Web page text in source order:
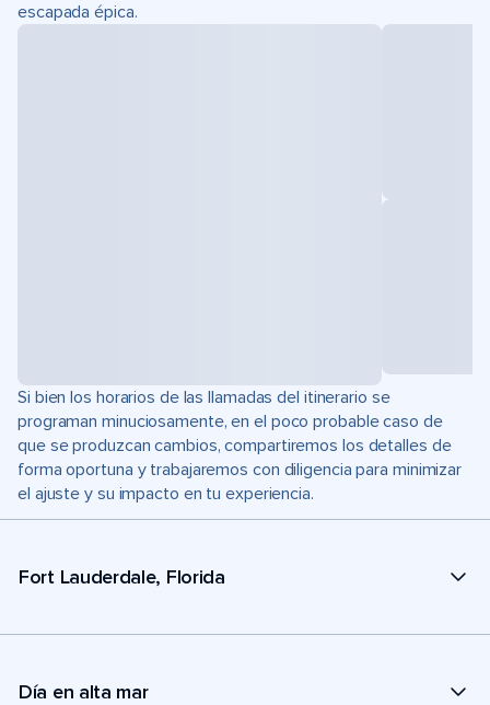
escapada épica.
Si bien los horarios de las llamadas del itinerario se
programan minuciosamente, en el poco probable caso de
que se produzcan cambios, compartiremos los detalles de
forma oportuna y trabajaremos con diligencia para minimizar
el ajuste y su impacto en tu experiencia.
Fort Lauderdale, Florida
Día en alta mar